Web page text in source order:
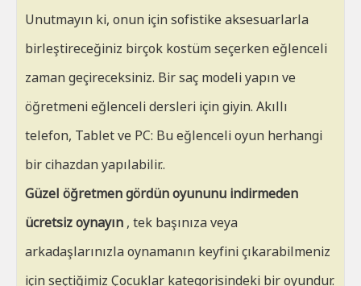
Unutmayın ki, onun için sofistike aksesuarlarla
birleştireceğiniz birçok kostüm seçerken eğlenceli
zaman geçireceksiniz. Bir saç modeli yapın ve
öğretmeni eğlenceli dersleri için giyin. Akıllı
telefon, Tablet ve PC: Bu eğlenceli oyun herhangi
bir cihazdan yapılabilir..
Güzel öğretmen gördün oyununu indirmeden
ücretsiz oynayın , tek başınıza veya
arkadaşlarınızla oynamanın keyfini çıkarabilmeniz
için seçtiğimiz Çocuklar kategorisindeki bir oyundur.